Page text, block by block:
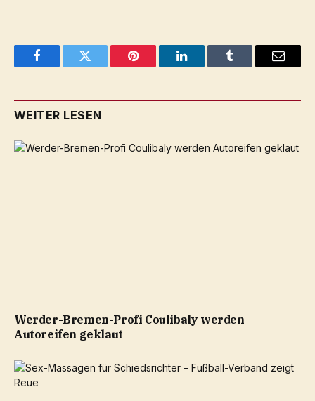
FacebookTwitter Pinterest LinkedInTumblr Email
WEITER LESEN
Werder-Bremen-Profi Coulibaly werden
Autoreifen geklaut